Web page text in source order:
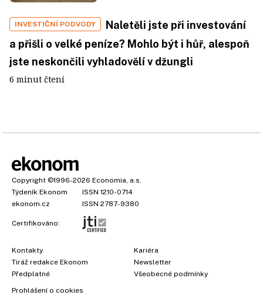
INVESTIČNÍ PODVODY
Naletěli jste při investování
a přišli o velké peníze? Mohlo být i hůř, alespoň
jste neskončili vyhladovělí v džungli
6 minut čtení
Copyright ©1996-2026 Economia, a.s.
Týdeník Ekonom
ISSN 1210-0714
ekonom.cz
ISSN 2787-9380
Certifikováno:
Kontakty
Tiráž redakce Ekonom
Předplatné
Kariéra
Newsletter
Všeobecné podmínky
Prohlášení o cookies